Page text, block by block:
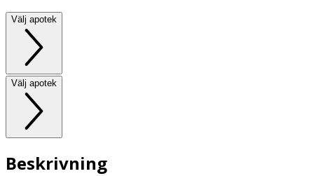
Välj apotek
Välj apotek
Beskrivning